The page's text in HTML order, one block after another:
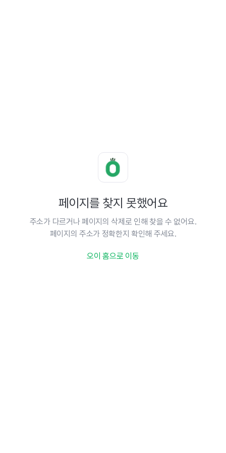
페이지를 찾지 못했어요
주소가 다르거나 페이지의 삭제로 인해 찾을 수 없어요.
페이지의 주소가 정확한지 확인해 주세요.
오이 홈으로 이동